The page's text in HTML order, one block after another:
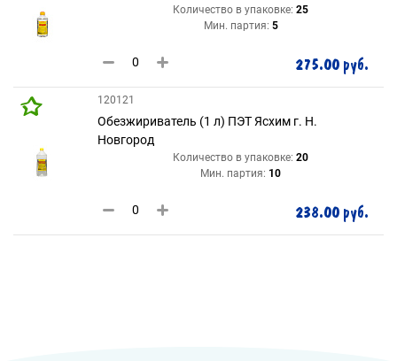
Количество в упаковке: 25
Мин. партия: 5
275.00 руб.
120121
Обезжириватель (1 л) ПЭТ Ясхим г. Н.
Новгород
Количество в упаковке: 20
Мин. партия: 10
238.00 руб.